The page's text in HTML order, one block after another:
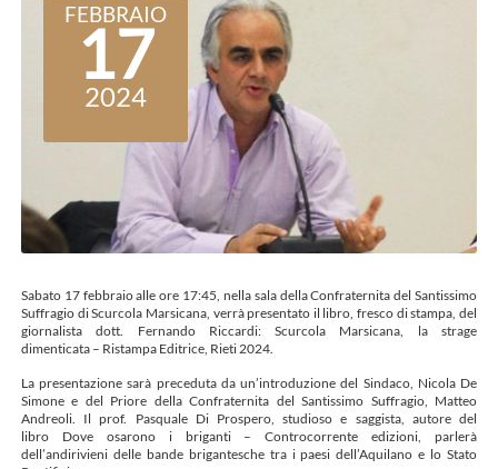
FEBBRAIO
17
2024
Sabato 17 febbraio alle ore 17:45, nella sala della Confraternita del Santissimo
Suffragio di Scurcola Marsicana, verrà presentato il libro, fresco di stampa, del
giornalista dott. Fernando Riccardi: Scurcola Marsicana, la strage
dimenticata – Ristampa Editrice, Rieti 2024.
La presentazione sarà preceduta da un’introduzione del Sindaco, Nicola De
Simone e del Priore della Confraternita del Santissimo Suffragio, Matteo
Andreoli. Il prof. Pasquale Di Prospero, studioso e saggista, autore del
libro Dove osarono i briganti – Controcorrente edizioni, parlerà
dell’andirivieni delle bande brigantesche tra i paesi dell’Aquilano e lo Stato